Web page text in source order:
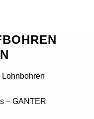
– GANTER